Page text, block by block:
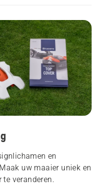
en
uw maaier uniek en
veranderen.